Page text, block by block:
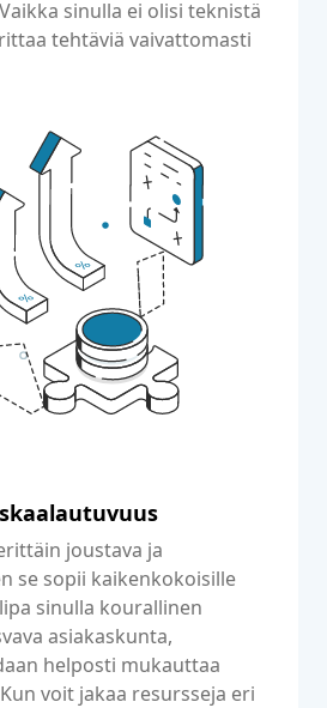
sinulla ei olisi teknistä
tehtäviä vaivattomasti
joustava ja
se sopii kaikenkokoisille
sinulla kourallinen
asiakaskunta,
helposti mukauttaa
voit jakaa resursseja eri